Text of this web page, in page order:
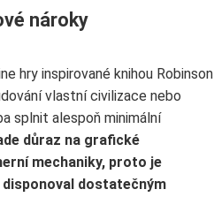
nároky
hry inspirované knihou Robinson
vlastní civilizace nebo
splnit alespoň minimální
důraz na grafické
mechaniky, proto je
dostatečným